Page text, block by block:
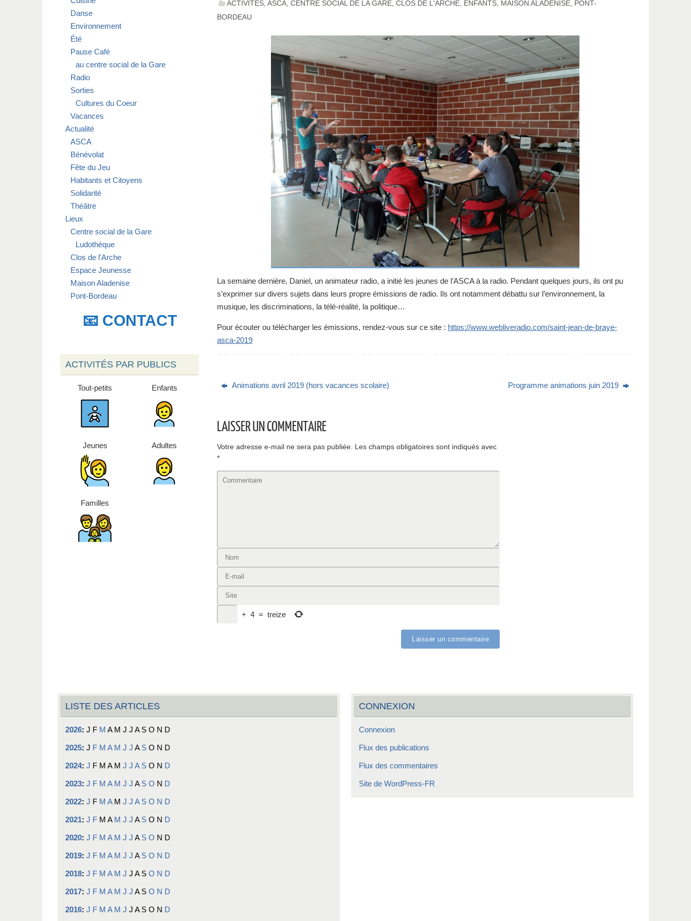
ACTIVITÉS,ASCA,CENTRE SOCIAL DE LA GARE,CLOS DE L'ARCHE, ENFANTS, MAISON ALADENISE, PONT-
BORDEAU
La semaine dernière, Daniel, un animateur radio, a initié les jeunes de l’ASCA à la radio. Pendant quelques jours, ils ont pu
s’exprimer sur divers sujets dans leurs propre émissions de radio. Ils ont notamment débattu sur l’environnement, la
musique, les discriminations, la télé-réalité, la politique…
Pour écouter ou télécharger les émissions, rendez-vous sur ce site : https://www.webliveradio.com/saint-jean-de-braye-
asca-2019
Animations avril 2019 (hors vacances scolaire) Programme animations juin 2019
LAISSER UN COMMENTAIRE
Votre adresse e-mail ne sera pas publiée. Les champs obligatoires sont indiqués avec
*
+ 4 = treize
Danse
Environnement
Été
Pause Café
au centre social de la Gare
Radio
Sorties
Cultures du Coeur
Vacances
Actualité
ASCA
Bénévolat
Fête du Jeu
Habitants et Citoyens
Solidarité
Théâtre
Lieux
Centre social de la Gare
Ludothèque
Clos de l'Arche
Espace Jeunesse
Maison Aladenise
Pont-Bordeau
📧 CONTACT
ACTIVITÉS PAR PUBLICS
Tout-petits Enfants
Jeunes Adultes
Familles
LISTE DES ARTICLES
2026: J F M A M J J A S O N D
2025: J F M A M J J A S O N D
2024: J F M A M J J A S O N D
2023: J F M A M J J A S O N D
2022: J F M A M J J A S O N D
2021: J F M A M J J A S O N D
2020: J F M A M J J A S O N D
2019: J F M A M J J A S O N D
2018: J F M A M J J A S O N D
2017: J F M A M J J A S O N D
2016: J F M A M J J A S O N D
CONNEXION
Connexion
Flux des publications
Flux des commentaires
Site de WordPress-FR